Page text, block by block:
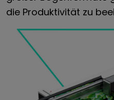
die Produktivität zu